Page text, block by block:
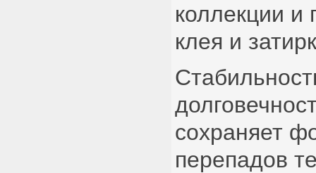
коллекции и
клея и
сохраняет
перепадов